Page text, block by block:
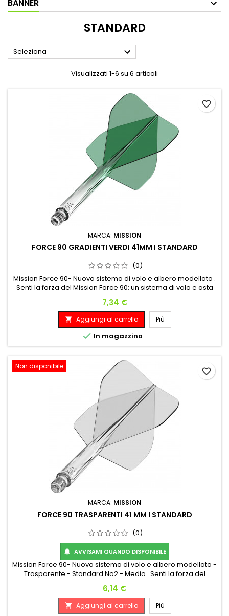
BANNER
STANDARD
Seleziona 
Visualizzati 1-6 su 6 articoli
MARCA: MISSION
FORCE 90 GRADIENTI VERDI 41MM I STANDARD
(0)
Mission Force 90- Nuovo sistema di volo e albero modellato .
Senti la forza del Mission Force 90: un sistema di volo e asta
e di alta qualità, il Force 90 manterrà un angolo perfetto di 90
gradi tra le alette del volo durante il gioco, fornendo ai
giocatori una traiettoria di volo coerente ogni...
Prezzo
7,34 €
 Aggiungi al carrello Più
 In magazzino
favorite_border
Non disponibile
MARCA: MISSION
FORCE 90 TRASPARENTI 41 MM I STANDARD
(0)
 AVVISAMI QUANDO DISPONIBILE
Mission Force 90- Nuovo sistema di volo e albero modellato -
Trasparente - Standard No2 - Medio . Senti la forza del
integrato! Realizzato con materiali durevoli e di alta qualità, il
Force 90 manterrà un angolo perfetto di 90 gradi tra le alette
del volo durante il gioco, fornendo ai giocatori una...
Prezzo
6,14 €
 Aggiungi al carrello Più
favorite_border